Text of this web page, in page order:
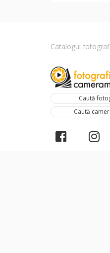
Catalogul
Caută
Caută